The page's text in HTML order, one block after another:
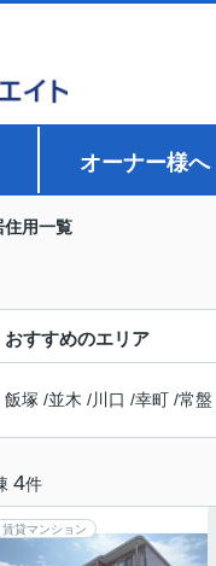
オーナー様へ
住用一覧
おすすめのエリア
飯塚 /並木 /川口 /幸町 /常盤
4件
賃貸マンション